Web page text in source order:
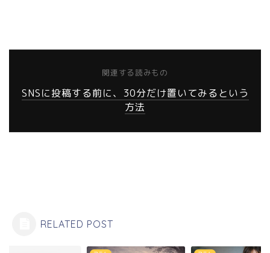
関連する読みもの
SNSに投稿する前に、30分だけ置いてみるという
方法
RELATED POST